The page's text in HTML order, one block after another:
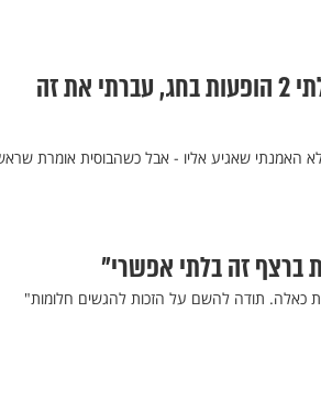
מאור בוזגלו עורך הבדלה ומתחזק: "ביטלתי 2 הופעות בחג, עברתי את זה
האמנתי שאגיע אליו - אבל כשהבוסית אומרת
ברצף זה בלתי אפשרי"
כאלה. תודה להשם על הזכות להגשים חלומות"